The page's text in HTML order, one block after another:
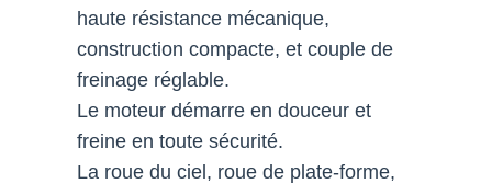
haute résistance mécanique,
construction compacte, et couple de
freinage réglable.
Le moteur démarre en douceur et
freine en toute sécurité.
La roue du ciel, roue de plate-forme,